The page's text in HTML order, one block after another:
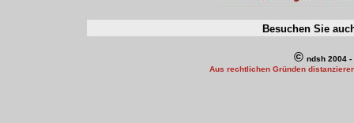
Besuchen Sie
© ndsh 2004
Aus rechtlichen Gründen